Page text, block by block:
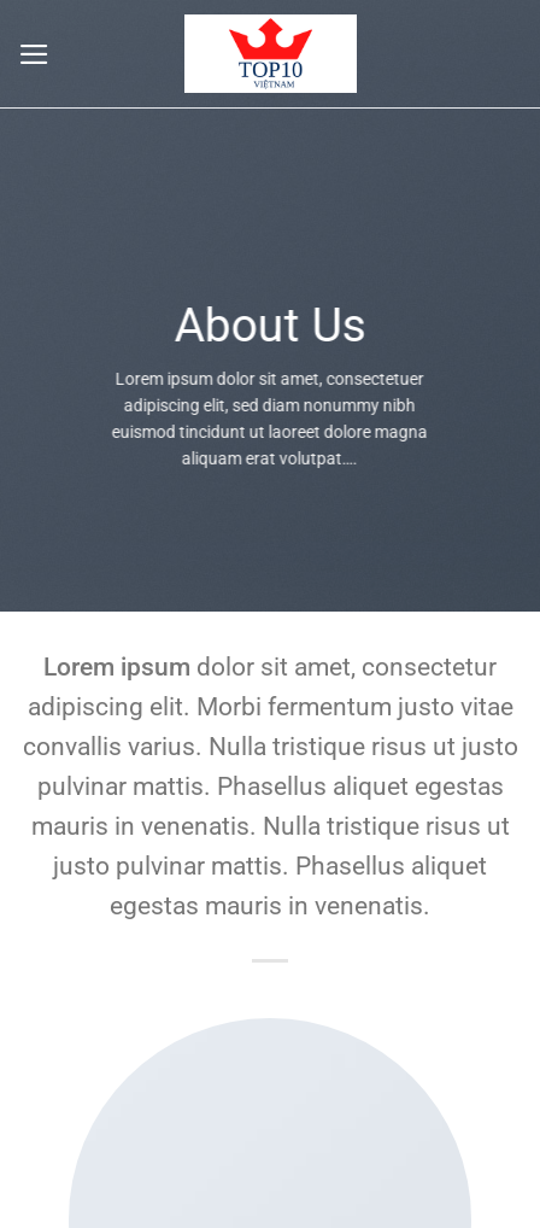
About Us
Lorem ipsum dolor sit amet, consectetuer
adipiscing elit, sed diam nonummy nibh
euismod tincidunt ut laoreet dolore magna
aliquam erat volutpat….
Lorem ipsum dolor sit amet, consectetur
adipiscing elit. Morbi fermentum justo vitae
convallis varius. Nulla tristique risus ut justo
pulvinar mattis. Phasellus aliquet egestas
mauris in venenatis. Nulla tristique risus ut
justo pulvinar mattis. Phasellus aliquet
egestas mauris in venenatis.